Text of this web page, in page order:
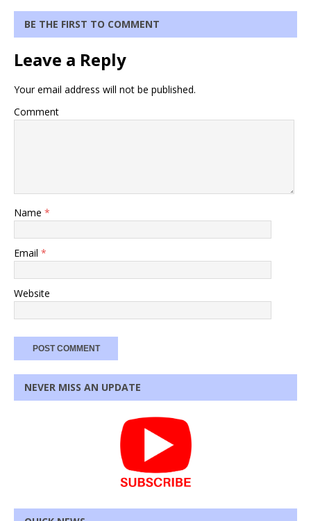
BE THE FIRST TO COMMENT
Leave a Reply
Your email address will not be published.
Comment
Name *
Email *
Website
NEVER MISS AN UPDATE